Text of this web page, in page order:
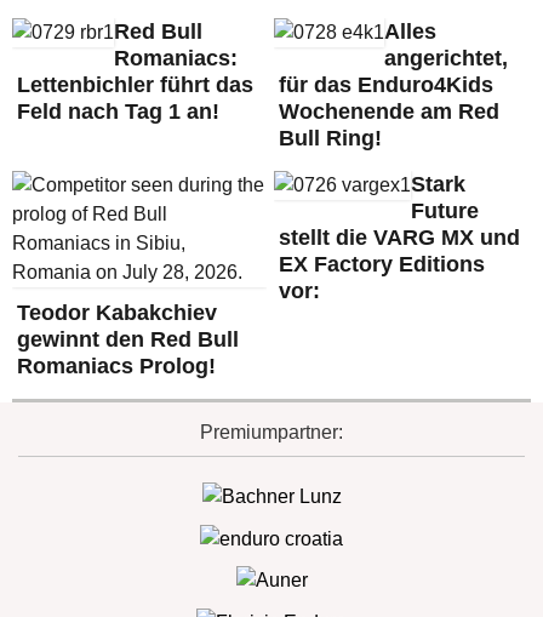
Red Bull
Romaniacs:
Lettenbichler führt das
Feld nach Tag 1 an!
Alles
angerichtet,
für das Enduro4Kids
Wochenende am Red
Bull Ring!
Teodor Kabakchiev
gewinnt den Red Bull
Romaniacs Prolog!
Stark
Future
stellt die VARG MX und
EX Factory Editions
vor:
Premiumpartner: